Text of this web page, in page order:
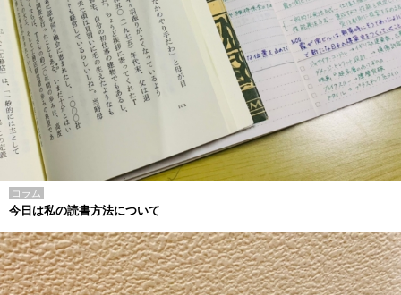
コラム
今日は私の読書方法について